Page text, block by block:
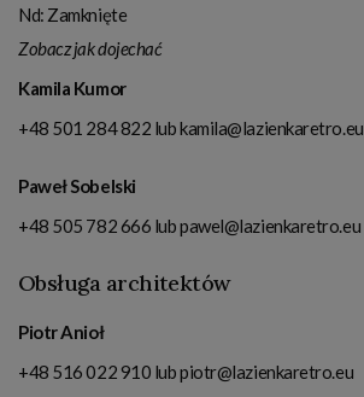
Nd: Zamknięte
Zobacz jak dojechać
Kamila Kumor
+48 501 284 822 lubkamila@lazienkaretro.eu
Paweł Sobelski
+48 505 782 666 lubpawel@lazienkaretro.eu
Obsługa architektów
Piotr Anioł
+48 516 022 910 lubpiotr@lazienkaretro.eu